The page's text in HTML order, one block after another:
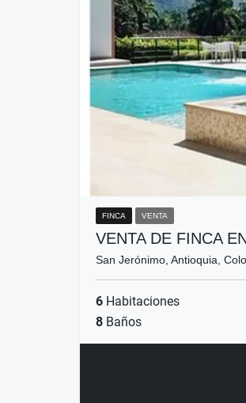
FINCA VENTA
VENTA DE FINCA
San Jerónimo, Antioquia,
6 Habitaciones
8 Baños